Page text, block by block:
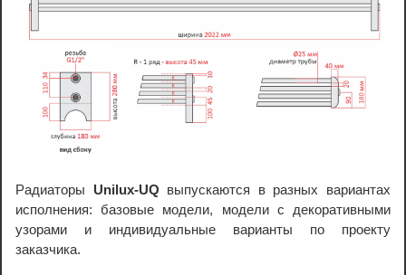
Радиаторы Unilux-UQ выпускаются в разных вариантах
исполнения: базовые модели, модели с декоративными
узорами и индивидуальные варианты по проекту
заказчика.